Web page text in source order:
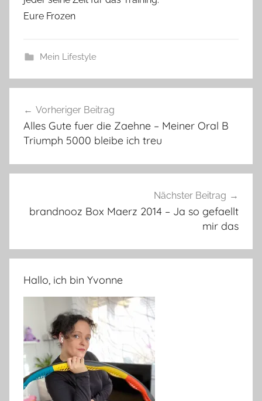
Eure Frozen
Mein Lifestyle
Vorheriger Beitrag
Alles Gute fuer die Zaehne – Meiner Oral B
Triumph 5000 bleibe ich treu
Nächster Beitrag
brandnooz Box Maerz 2014 – Ja so gefaellt
mir das
Hallo, ich bin Yvonne